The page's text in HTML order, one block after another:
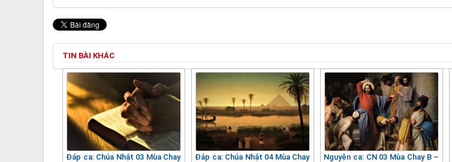
TIN BÀI KHÁC
Đáp ca: Chúa Nhật 03 Mùa Chay
Đáp ca: Chúa Nhật 04 Mùa Chay
Nguyện ca: CN 03 Mùa Chay B –